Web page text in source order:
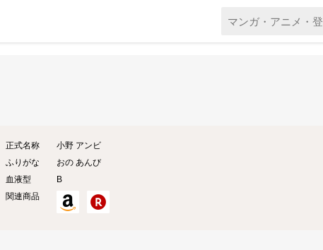
正式名称
小野 アンビ
ふりがな
おの あんび
血液型
B
関連商品